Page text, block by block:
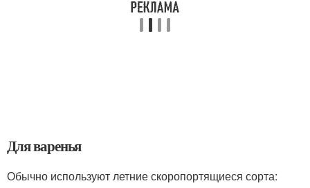
Для варенья
Обычно используют летние скоропортящиеся сорта: